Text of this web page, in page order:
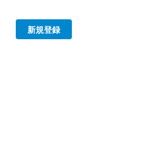
新規登録